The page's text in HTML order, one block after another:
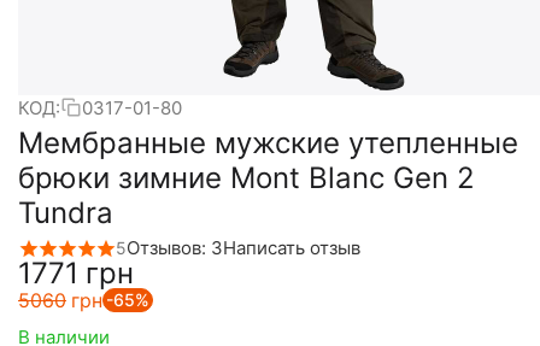
КОД: 0317-01-80
Мембранные мужские утепленные
брюки зимние Mont Blanc Gen 2
Tundra
5Отзывов: 3Написать отзыв
‍1771‍ грн
‍5060‍ грн -65%
В наличии